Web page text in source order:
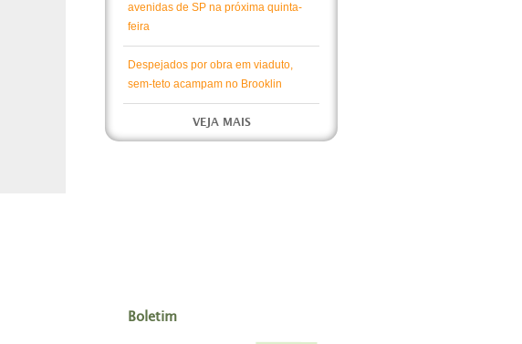
avenidas de SP na próxima quinta-
feira
Despejados por obra em viaduto,
sem-teto acampam no Brooklin
VEJA MAIS
Boletim